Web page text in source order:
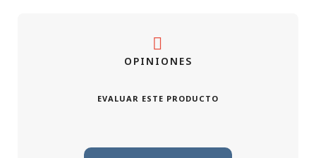
OPINIONES
EVALUAR ESTE PRODUCTO